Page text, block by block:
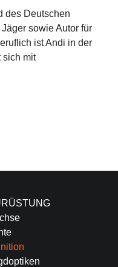
des Deutschen
sowie Autor für
ist Andi in der
sich mit